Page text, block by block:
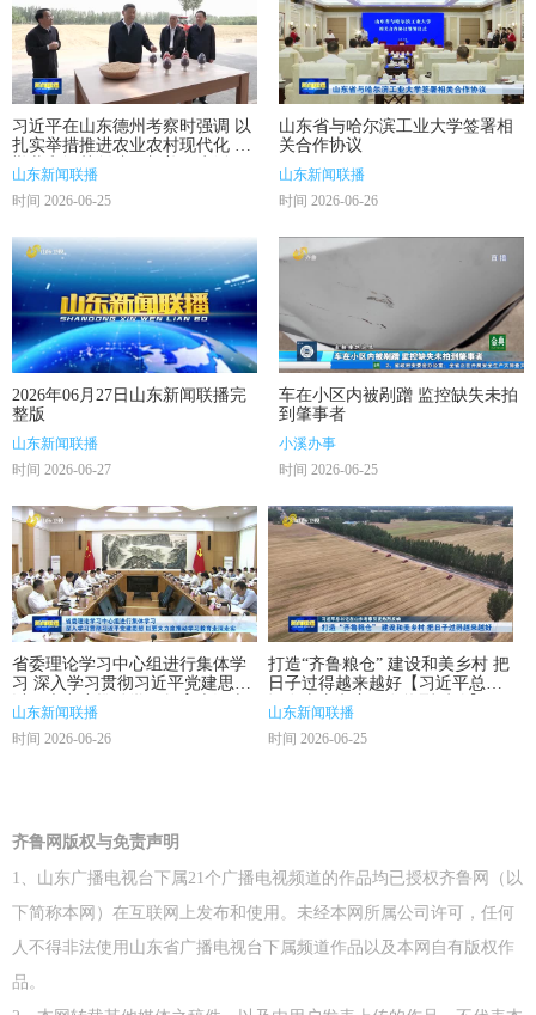
习近平在山东德州考察时强调 以
扎实举措推进农业农村现代化 用
勤劳和智慧创造更加美好生活
山东新闻联播
时间 2026-06-25
山东省与哈尔滨工业大学签署相
关合作协议
山东新闻联播
时间 2026-06-26
2026年06月27日山东新闻联播完
整版
山东新闻联播
时间 2026-06-27
车在小区内被剐蹭 监控缺失未拍
到肇事者
小溪办事
时间 2026-06-25
省委理论学习中心组进行集体学
习 深入学习贯彻习近平党建思想
以更大力度推动学习教育走深走
实
山东新闻联播
时间 2026-06-26
打造“齐鲁粮仓” 建设和美乡村 把
日子过得越来越好【习近平总书
记在山东考察引发热烈反响】
山东新闻联播
时间 2026-06-25
齐鲁网版权与免责声明
1、山东广播电视台下属21个广播电视频道的作品均已授权齐鲁网（以
下简称本网）在互联网上发布和使用。未经本网所属公司许可，任何
人不得非法使用山东省广播电视台下属频道作品以及本网自有版权作
品。